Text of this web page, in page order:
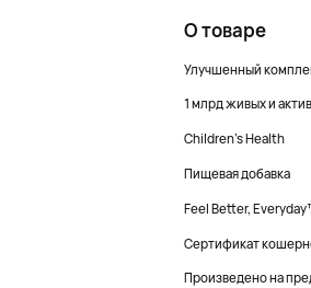
О товаре
Улучшенный
1 млрд живых и
Children's Health
Пищевая добавка
Feel Better,
Сертификат
Произведено на